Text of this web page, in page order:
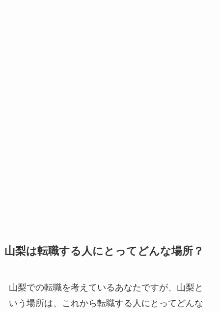
山梨は転職する人にとってどんな場所？
山梨での転職を考えているあなたですが、山梨と
いう場所は、これから転職する人にとってどんな